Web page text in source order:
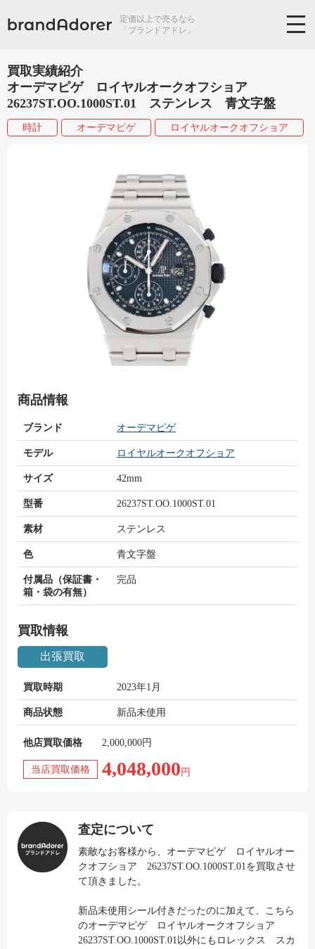
定価以上で売るなら
「ブランドアドレ」
買取実績紹介
オーデマピゲ ロイヤルオークオフショア
26237ST.OO.1000ST.01 ステンレス 青文字盤
時計 オーデマピゲ ロイヤルオークオフショア
商品情報
ブランド オーデマピゲ
モデル ロイヤルオークオフショア
サイズ 42mm
型番 26237ST.OO.1000ST.01
素材 ステンレス
色 青文字盤
付属品（保証書・
箱・袋の有無）
完品
買取情報
出張買取
買取時期 2023年1月
商品状態 新品未使用
他店買取価格 2,000,000円
当店買取価格 4,048,000 円
査定について
素敵なお客様から、オーデマピゲ ロイヤルオー
クオフショア 26237ST.OO.1000ST.01を買取させ
て頂きました。
新品未使用シール付きだったのに加えて、こちら
のオーデマピゲ ロイヤルオークオフショア
26237ST.OO.1000ST.01以外にもロレックス スカ